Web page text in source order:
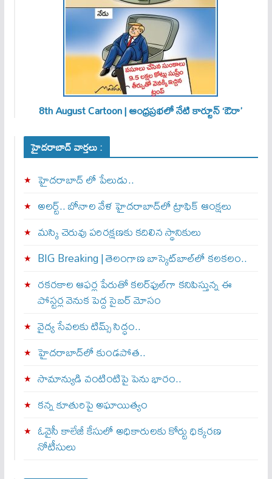
8th August Cartoon | ఆంధ్రప్రభలో నేటి కార్టూన్ ‘ఔరా’
హైదరాబాద్ వార్తలు :
హైదరాబాద్ లో పేలుడు..
అలర్ట్‌.. బోనాల వేళ హైదరాబాద్‌లో ట్రాఫిక్‌ ఆంక్షలు
మస్కి చెరువు పరిరక్షణకు కదిలిన స్థానికులు
BIG Breaking | తెలంగాణ బాస్కెట్‌బాల్‌లో కలకలం..
రకరకాల ఆఫర్ల పేరుతో కలర్‌ఫుల్‌గా కనిపిస్తున్న ఈ
పోస్టర్ల వెనుక పెద్ద సైబర్ మోసం
వైద్య సేవలకు టిమ్స్‌ సిద్ధం..
హైదరాబాద్‌లో కుండపోత..
సామాన్యుడి వంటింటిపై పెను భారం..
కన్న కూతురిపై అఘాయిత్యం
ఓవైసీ కాలేజీ కేసులో అధికారులకు కోర్టు ధిక్కరణ
నోటీసులు